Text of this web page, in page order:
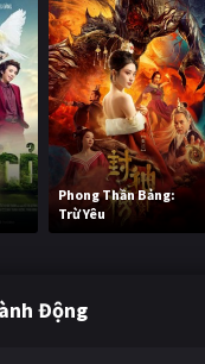
Phong Thần Bảng:
Trừ Yêu
Động